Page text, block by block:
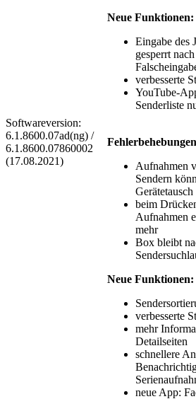
Softwareversion:
6.1.8600.07ad(ng) /
6.1.8600.07860002
(17.08.2021)
Neue Funktionen:
Eingabe des
gesperrt
verbesserte
YouTube-
Senderliste
Aufnahmen
Sendern
beim
Aufnahmen
mehr
Box bleibt
Neue Funktionen:
verbesserte
mehr
Detailseiten
schnellere
neue App: